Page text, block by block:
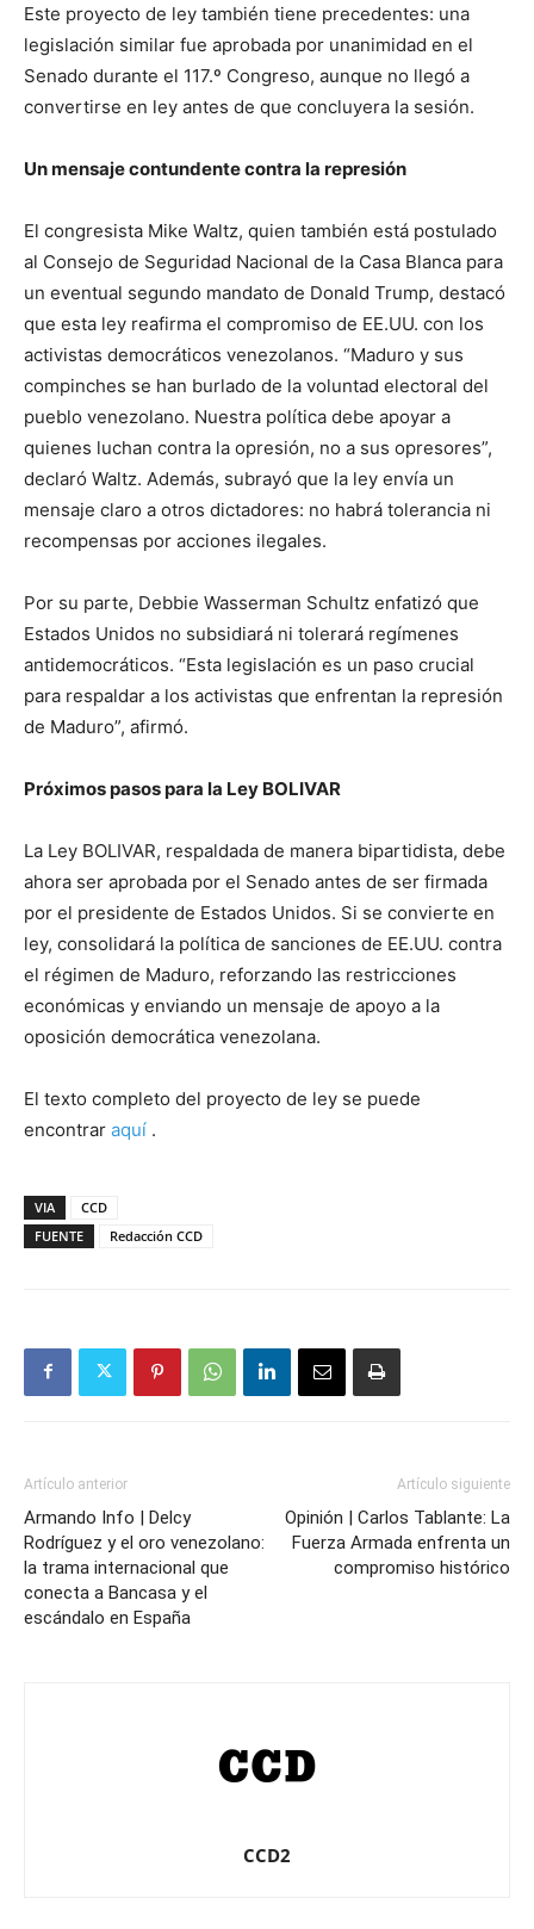
Este proyecto de ley también tiene precedentes: una
legislación similar fue aprobada por unanimidad en el
Senado durante el 117.º Congreso, aunque no llegó a
convertirse en ley antes de que concluyera la sesión.
Un mensaje contundente contra la represión
El congresista Mike Waltz, quien también está postulado
al Consejo de Seguridad Nacional de la Casa Blanca para
un eventual segundo mandato de Donald Trump, destacó
que esta ley reafirma el compromiso de EE.UU. con los
activistas democráticos venezolanos. “Maduro y sus
compinches se han burlado de la voluntad electoral del
pueblo venezolano. Nuestra política debe apoyar a
quienes luchan contra la opresión, no a sus opresores”,
declaró Waltz. Además, subrayó que la ley envía un
mensaje claro a otros dictadores: no habrá tolerancia ni
recompensas por acciones ilegales.
Por su parte, Debbie Wasserman Schultz enfatizó que
Estados Unidos no subsidiará ni tolerará regímenes
antidemocráticos. “Esta legislación es un paso crucial
para respaldar a los activistas que enfrentan la represión
de Maduro”, afirmó.
Próximos pasos para la Ley BOLIVAR
La Ley BOLIVAR, respaldada de manera bipartidista, debe
ahora ser aprobada por el Senado antes de ser firmada
por el presidente de Estados Unidos. Si se convierte en
ley, consolidará la política de sanciones de EE.UU. contra
el régimen de Maduro, reforzando las restricciones
económicas y enviando un mensaje de apoyo a la
oposición democrática venezolana.
El texto completo del proyecto de ley se puede
encontrar aquí .
VIA
CCD
FUENTE
Redacción CCD
Artículo anterior
Armando Info | Delcy
Rodríguez y el oro venezolano:
la trama internacional que
conecta a Bancasa y el
escándalo en España
Artículo siguiente
Opinión | Carlos Tablante: La
Fuerza Armada enfrenta un
compromiso histórico
CCD2